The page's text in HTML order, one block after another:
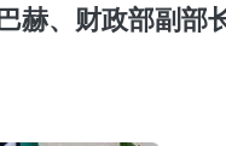
赫、财政部副部